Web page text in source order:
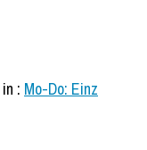
in : Mo-Do: Einz